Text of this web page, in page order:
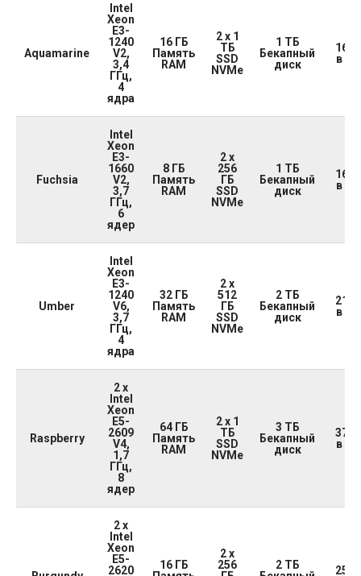
Aquamarine
Intel
Xeon
E3-
1240
V2,
3,4
ГГц,
4
ядра
16 ГБ
Память
RAM
2 x 1
ТБ
SSD
NVMe
1 ТБ
Бекапный
диск
16
в
Fuchsia
Intel
Xeon
E3-
1660
V2,
3,7
ГГц,
6
ядер
8 ГБ
Память
RAM
2 x
256
ГБ
SSD
NVMe
1 ТБ
Бекапный
диск
16
в
Umber
Intel
Xeon
E3-
1240
V6,
3,7
ГГц,
4
ядра
32 ГБ
Память
RAM
2 x
512
ГБ
SSD
NVMe
2 ТБ
Бекапный
диск
21
в
Raspberry
2 x
Intel
Xeon
E5-
2609
V4,
1,7
ГГц,
8
ядер
64 ГБ
Память
RAM
2 x 1
ТБ
SSD
NVMe
3 ТБ
Бекапный
диск
37
в
2 x
Intel
Xeon
E5-
2620
16 ГБ
2 x
256
2 ТБ
25